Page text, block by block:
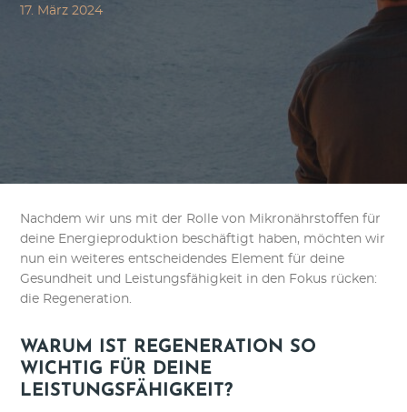
17. März 2024
Nachdem wir uns mit der Rolle von Mikronährstoffen für
deine Energieproduktion beschäftigt haben, möchten wir
nun ein weiteres entscheidendes Element für deine
Gesundheit und Leistungsfähigkeit in den Fokus rücken:
die Regeneration.
WARUM IST REGENERATION SO
WICHTIG FÜR DEINE
LEISTUNGSFÄHIGKEIT?